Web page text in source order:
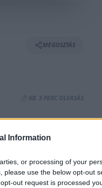
Information
or processing of your
please use the below opt-out
out request is processed
MEGOSZTÁS
⏱️ KB. 3 PERC OLVASÁS
amikor
azon
hogy az első